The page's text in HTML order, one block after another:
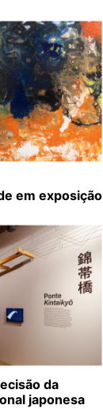
em exposição
da
japonesa